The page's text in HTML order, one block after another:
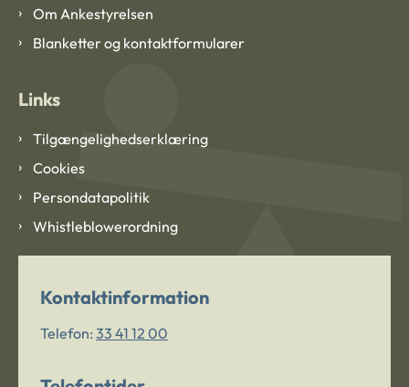
Om Ankestyrelsen
Blanketter og kontaktformularer
Links
Tilgængelighedserklæring
Cookies
Persondatapolitik
Whistleblowerordning
Kontaktinformation
Telefon: 33 41 12 00